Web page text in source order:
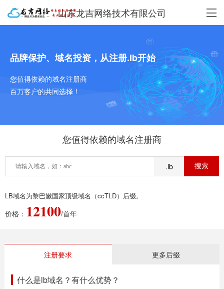
山东龙吉网络技术有限公司
品牌保护、域名投资，从注册.lb开始
您值得依赖的域名注册商
百万客户的共同选择！
您值得依赖的域名注册商
.lb
LB域名为黎巴嫩国家顶级域名（ccTLD）后缀。
价格： 12100/首年
注册要求 更多后缀
什么是lb域名？有什么优势？